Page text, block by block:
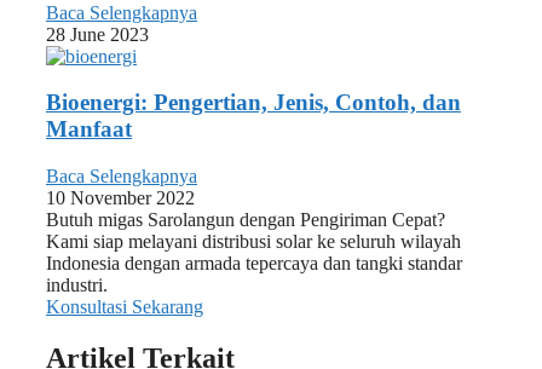
Baca Selengkapnya
28 June 2023
Bioenergi: Pengertian, Jenis, Contoh, dan
Manfaat
Baca Selengkapnya
10 November 2022
Butuh migas Sarolangun dengan Pengiriman Cepat?
Kami siap melayani distribusi solar ke seluruh wilayah
Indonesia dengan armada tepercaya dan tangki standar
industri.
Konsultasi Sekarang
Artikel Terkait